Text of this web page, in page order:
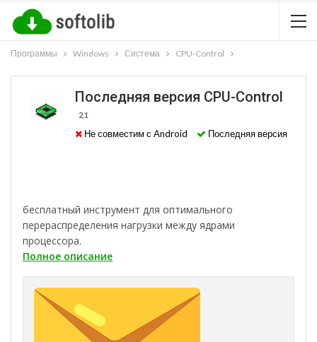
Программы Windows Система CPU-Control
Последняя версия CPU-Control
2.1
Не совместим с Android Последняя версия
бесплатный инструмент для оптимального
перераспределения нагрузки между ядрами
процессора.
Полное описание